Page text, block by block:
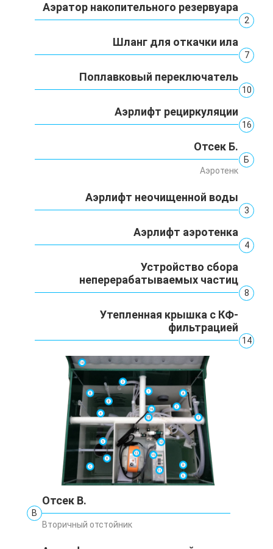
Аэратор накопительного резервуара
2
Шланг для откачки ила
7
Поплавковый переключатель
10
Аэрлифт рециркуляции
16
Отсек Б.
Б
Аэротенк
Аэрлифт неочищенной воды
3
Аэрлифт аэротенка
4
Устройство сбора
неперерабатываемых частиц
8
Утепленная крышка с КФ-
фильтрацией
14
Отсек В.
В
Вторичный отстойник